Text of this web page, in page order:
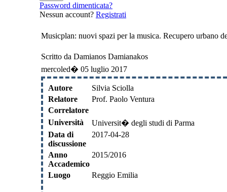
Password dimenticata?
Nessun account? Registrati
Musicplan: nuovi spazi per la musica. Recupero urbano
Scritto da Damianos Damianakos
mercoled� 05 luglio 2017
Autore
Silvia Sciolla
Relatore
Prof. Paolo Ventura
Correlatore
Università
Universit� degli studi di Parma
Data di
discussione
2017-04-28
Anno
Accademico
2015/2016
Luogo Reggio Emilia